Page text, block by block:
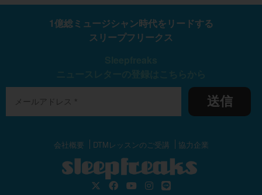
1億総ミュージシャン時代をリードする
スリープフリークス
送信
会社概要 DTMレッスンのご受講 協力企業